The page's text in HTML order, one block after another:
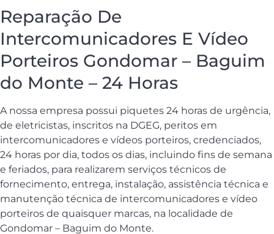
Reparação De
Intercomunicadores E Vídeo
Porteiros Gondomar – Baguim
do Monte – 24 Horas
A nossa empresa possui piquetes 24 horas de urgência,
de eletricistas, inscritos na DGEG, peritos em
intercomunicadores e vídeos porteiros, credenciados,
24 horas por dia, todos os dias, incluindo fins de semana
e feriados, para realizarem serviços técnicos de
fornecimento, entrega, instalação, assistência técnica e
manutenção técnica de intercomunicadores e vídeo
porteiros de quaisquer marcas, na localidade de
Gondomar – Baguim do Monte.